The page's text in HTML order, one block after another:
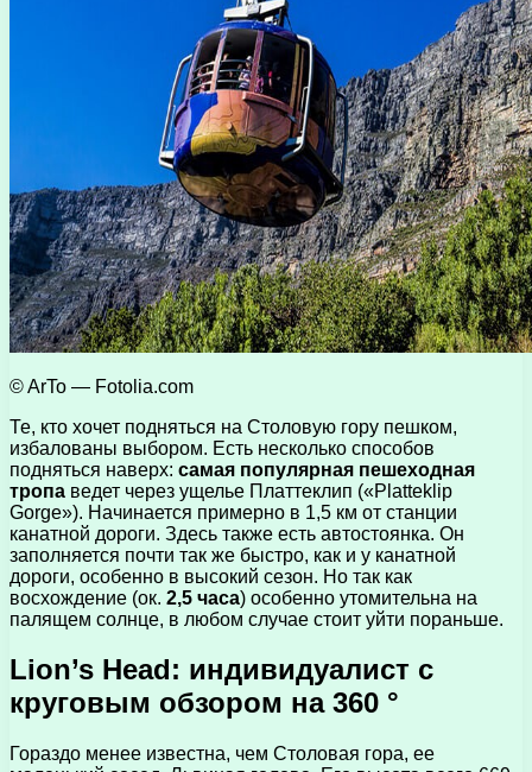
© ArTo — Fotolia.com
Те, кто хочет подняться на Столовую гору пешком,
избалованы выбором. Есть несколько способов
подняться наверх: самая популярная пешеходная
тропа ведет через ущелье Платтеклип («Platteklip
Gorge»). Начинается примерно в 1,5 км от станции
канатной дороги. Здесь также есть автостоянка. Он
заполняется почти так же быстро, как и у канатной
дороги, особенно в высокий сезон. Но так как
восхождение (ок. 2,5 часа) особенно утомительна на
палящем солнце, в любом случае стоит уйти пораньше.
Lion’s Head: индивидуалист с
круговым обзором на 360 °
Гораздо менее известна, чем Столовая гора, ее